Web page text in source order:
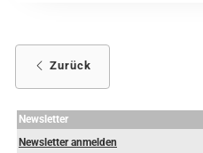
Zurück
Newsletter
Newsletter anmelden